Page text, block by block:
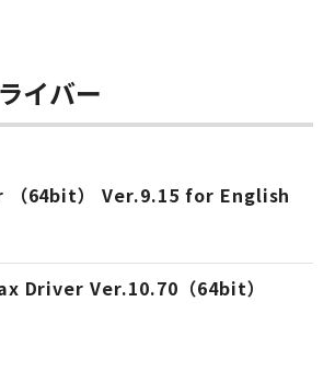
イバー
（64bit） Ver.9.15 for English
Driver Ver.10.70（64bit）